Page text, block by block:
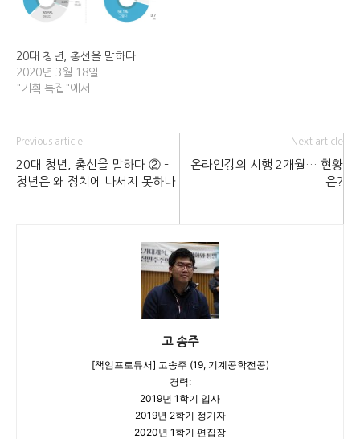
20대 청년, 총선을 말하다
2020년 3월 18일
"기획·특집"에서
Previous article
20대 청년, 총선을 말하다 ② –
청년은 왜 정치에 나서지 못하나
Next article
온라인강의 시행 2개월… 현황
은?
고 송주
[책임프로듀서] 고송주 (19, 기계공학전공)
경력:
2019년 1학기 입사
2019년 2학기 정기자
2020년 1학기 편집장